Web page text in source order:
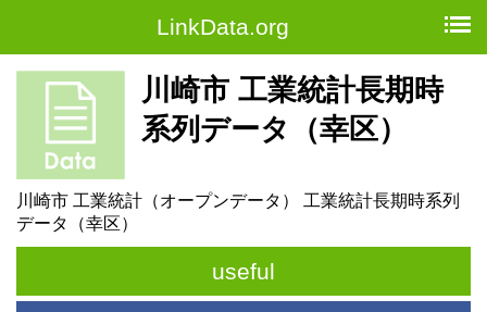
LinkData.org
川崎市 工業統計長期時
系列データ（幸区）
川崎市 工業統計（オープンデータ） 工業統計長期時系列
データ（幸区）
useful